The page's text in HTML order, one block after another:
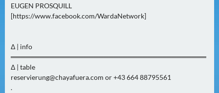
(
0
N
Ä
C
EUGEN PROSQUILL
[https://www.facebook.com/WardaNetwork]
Δ | info
════════════════════════════════════════
Δ | table
reservierung@chayafuera.com or +43 664 88795561
.